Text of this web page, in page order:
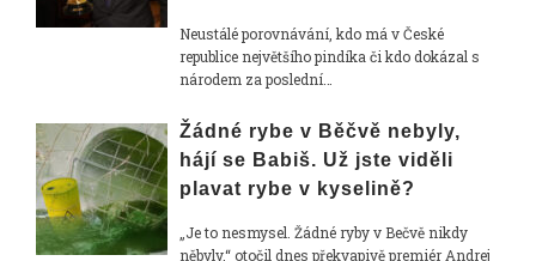
Neustálé porovnávání, kdo má v České
republice největšího pindíka či kdo dokázal s
národem za poslední…
Žádné rybe v Běčvě nebyly,
hájí se Babiš. Už jste viděli
plavat rybe v kyselině?
„Je to nesmysel. Žádné ryby v Bečvě nikdy
něbyly,“ otočil dnes překvapivě premiér Andrej